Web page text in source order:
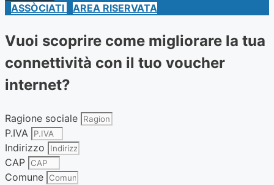
ASSÒCIATI AREA RISERVATA
Vuoi scoprire come migliorare la tua
connettività con il tuo voucher
internet?
Ragione sociale
P.IVA
Indirizzo
CAP
Comune